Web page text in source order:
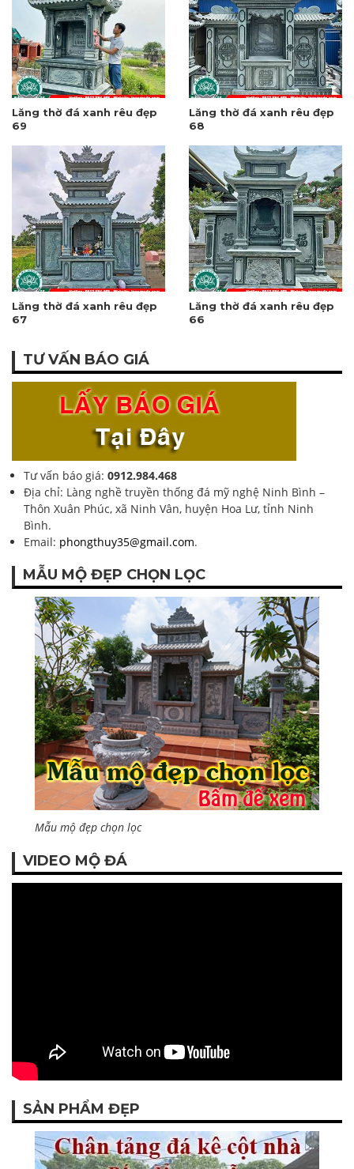
Lăng thờ đá xanh rêu đẹp
69
Lăng thờ đá xanh rêu đẹp
68
Lăng thờ đá xanh rêu đẹp
67
Lăng thờ đá xanh rêu đẹp
66
TƯ VẤN BÁO GIÁ
Tư vấn báo giá: 0912.984.468
Địa chỉ: Làng nghề truyền thống đá mỹ nghệ Ninh Bình –
Thôn Xuân Phúc, xã Ninh Vân, huyện Hoa Lư, tỉnh Ninh
Bình.
Email: phongthuy35@gmail.com.
MẪU MỘ ĐẸP CHỌN LỌC
Mẫu mộ đẹp chọn lọc
VIDEO MỘ ĐÁ
SẢN PHẨM ĐẸP